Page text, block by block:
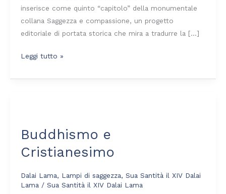
inserisce come quinto “capitolo” della monumentale
collana Saggezza e compassione, un progetto
editoriale di portata storica che mira a tradurre la […]
Leggi tutto »
Buddhismo e
Cristianesimo
Dalai Lama, Lampi di saggezza, Sua Santità il XIV Dalai
Lama / Sua Santità il XIV Dalai Lama
Cristianesimo